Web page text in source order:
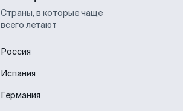
Страны, в которые чаще
всего летают
Россия
Испания
Германия